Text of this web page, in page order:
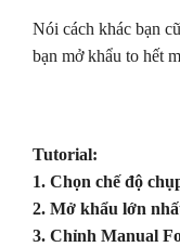
Nói cách khác bạn
bạn mở khẩu to hết
Tutorial:
1. Chọn chế độ
2. Mở khẩu lớn
3. Chỉnh Manual